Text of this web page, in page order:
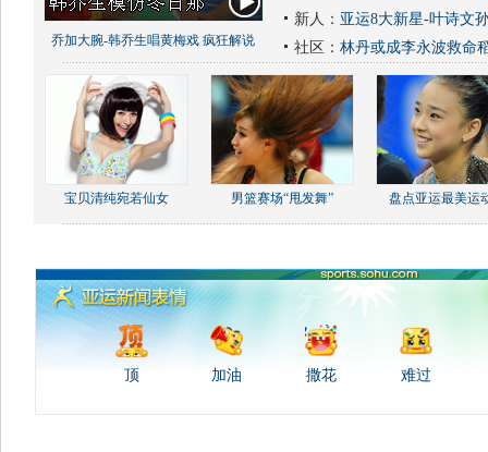
乔加大腕-韩乔生唱黄梅戏 疯狂解说
新人： 亚运8大新星-叶诗文
社区： 林丹或成李永波救命
宝贝清纯宛若仙女 男篮赛场“甩发舞” 盘点亚运最美运
顶 加油 撒花 难过